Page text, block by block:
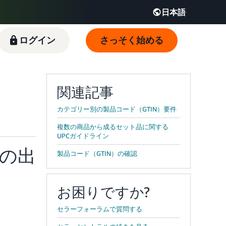
日本語
- JP English - JP
ログイン さっそく始める
出
関連記事
カテゴリー別の製品コード（GTIN）要件
複数の商品から成るセット品に関する
UPCガイドライン
製品コード（GTIN）の確認
お困りですか?
セラーフォーラムで質問する